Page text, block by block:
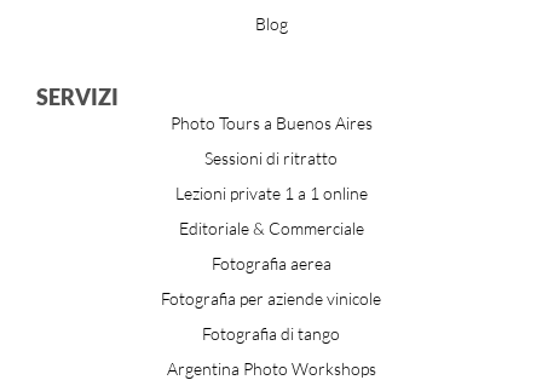
Blog
SERVIZI
Photo Tours a Buenos Aires
Sessioni di ritratto
Lezioni private 1 a 1 online
Editoriale & Commerciale
Fotografia aerea
Fotografia per aziende vinicole
Fotografia di tango
Argentina Photo Workshops